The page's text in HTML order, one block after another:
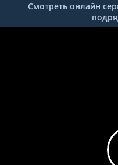
Смотреть онлайн